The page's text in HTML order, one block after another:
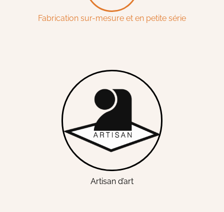
Fabrication sur-mesure et en petite série
Artisan d’art